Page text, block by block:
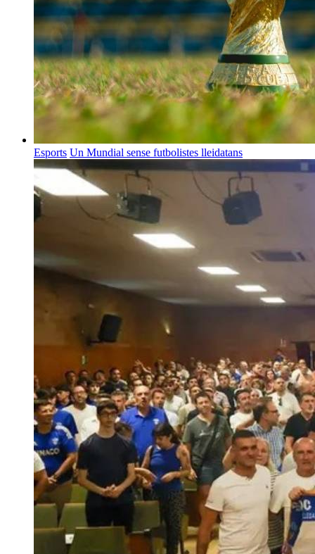
Esports Un Mundial sense futbolistes lleidatans